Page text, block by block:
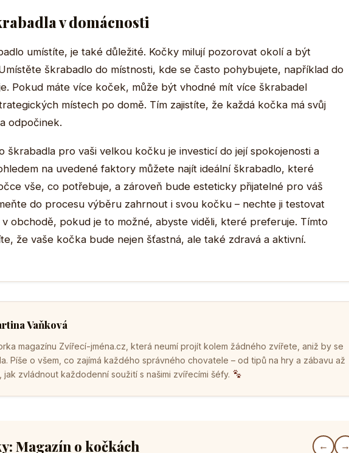
v domácnosti
umístíte, je také důležité. Kočky milují pozorovat okolí a být
škrabadlo do místnosti, kde se často pohybujete, například do
Pokud máte více koček, může být vhodné mít více škrabadel
místech po domě. Tím zajistíte, že každá kočka má svůj
odpočinek.
škrabadla pro vaši velkou kočku je investicí do její spokojenosti a
na uvedené faktory můžete najít ideální škrabadlo, které
vše, co potřebuje, a zároveň bude esteticky přijatelné pro váš
do procesu výběru zahrnout i svou kočku – nechte ji testovat
obchodě, pokud je to možné, abyste viděli, které preferuje. Tímto
že vaše kočka bude nejen šťastná, ale také zdravá a aktivní.
Vaňková
magazínu Zvířecí-jména.cz, která neumí projít kolem žádného zvířete, aniž by se
Píše o všem, co zajímá každého správného chovatele – od tipů na hry a zábavu až
jak zvládnout každodenní soužití s našimi zvířecími šéfy.
Magazín o kočkách ← →